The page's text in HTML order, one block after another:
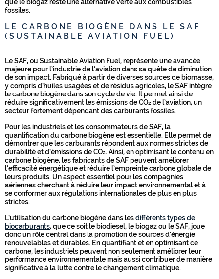
que le biogaz reste une alternative verte aux combustibles
fossiles.
LE CARBONE BIOGÈNE DANS LE SAF
(SUSTAINABLE AVIATION FUEL)
Le SAF, ou Sustainable Aviation Fuel, représente une avancée
majeure pour l’industrie de l’aviation dans sa quête de diminution
de son impact. Fabriqué à partir de diverses sources de biomasse,
y compris d’huiles usagées et de résidus agricoles, le SAF intègre
le carbone biogène dans son cycle de vie. Il permet ainsi de
réduire significativement les émissions de CO₂ de l’aviation, un
secteur fortement dépendant des carburants fossiles.
Pour les industriels et les consommateurs de SAF, la
quantification du carbone biogène est essentielle. Elle permet de
démontrer que les carburants répondent aux normes strictes de
durabilité et d’émissions de CO₂. Ainsi, en optimisant le contenu en
carbone biogène, les fabricants de SAF peuvent améliorer
l’efficacité énergétique et réduire l’empreinte carbone globale de
leurs produits. Un aspect essentiel pour les compagnies
aériennes cherchant à réduire leur impact environnemental et à
se conformer aux régulations internationales de plus en plus
strictes.
L’utilisation du carbone biogène dans lesdifférents types de
biocarburants, que ce soit le biodiesel, le biogaz ou le SAF, joue
donc un rôle central dans la promotion de sources d’énergie
renouvelables et durables. En quantifiant et en optimisant ce
carbone, les industriels peuvent non seulement améliorer leur
performance environnementale mais aussi contribuer de manière
significative à la lutte contre le changement climatique.